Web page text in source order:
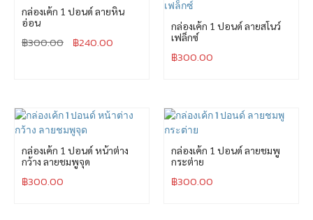
กล่องเค้ก 1 ปอนด์ ลายหิน
อ่อน
฿300.00 ฿240.00
กล่องเค้ก 1 ปอนด์ ลายสโนว์
เฟล็กซ์
฿300.00
กล่องเค้ก 1 ปอนด์ หน้าต่าง
กว้าง ลายชมพูจุด
฿300.00
กล่องเค้ก 1 ปอนด์ ลายชมพู
กระต่าย
฿300.00